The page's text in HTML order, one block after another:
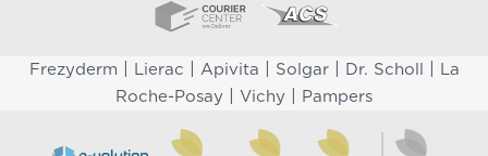
Frezyderm Lierac Apivita Solgar| Dr. Scholl
La
Roche-Posay
Vichy Pampers